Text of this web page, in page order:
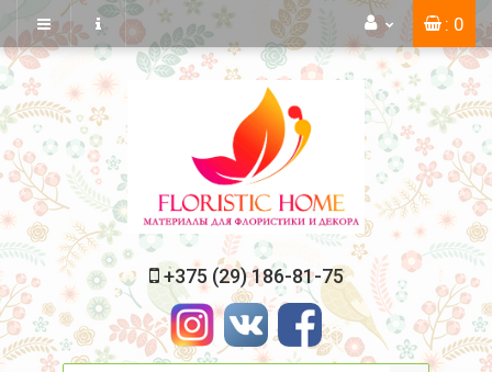
: 0
+375 (29) 186-81-75